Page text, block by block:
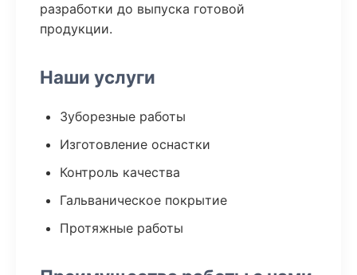
разработки до выпуска готовой
продукции.
Наши услуги
Зуборезные работы
Изготовление оснастки
Контроль качества
Гальваническое покрытие
Протяжные работы